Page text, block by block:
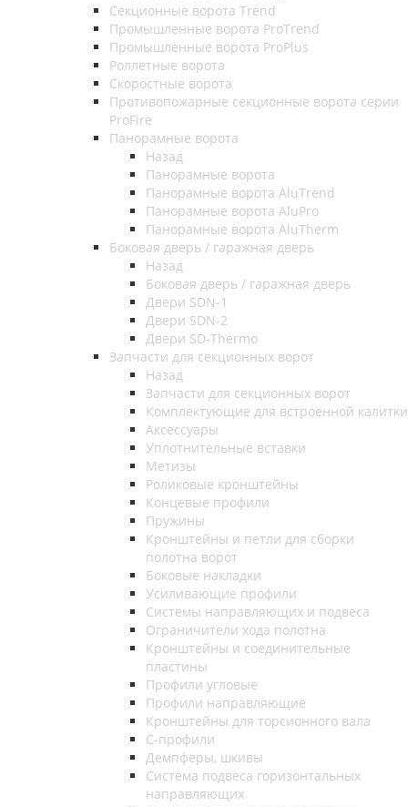
Секционные ворота Trend
Промышленные ворота ProTrend
Промышленные ворота ProPlus
Роллетные ворота
Скоростные ворота
Противопожарные секционные ворота серии
ProFire
Панорамные ворота
Назад
Панорамные ворота
Панорамные ворота AluTrend
Панорамные ворота AluPro
Панорамные ворота AluTherm
Боковая дверь / гаражная дверь
Назад
Боковая дверь / гаражная дверь
Двери SDN-1
Двери SDN-2
Двери SD-Thermo
Запчасти для секционных ворот
Назад
Запчасти для секционных ворот
Комплектующие для встроенной калитки
Аксессуары
Уплотнительные вставки
Метизы
Роликовые кронштейны
Концевые профили
Пружины
Кронштейны и петли для сборки
полотна ворот
Боковые накладки
Усиливающие профили
Системы направляющих и подвеса
Ограничители хода полотна
Кронштейны и соединительные
пластины
Профили угловые
Профили направляющие
Кронштейны для торсионного вала
С-профили
Демпферы, шкивы
Система подвеса горизонтальных
направляющих